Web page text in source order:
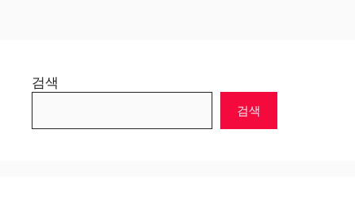
검색
검색